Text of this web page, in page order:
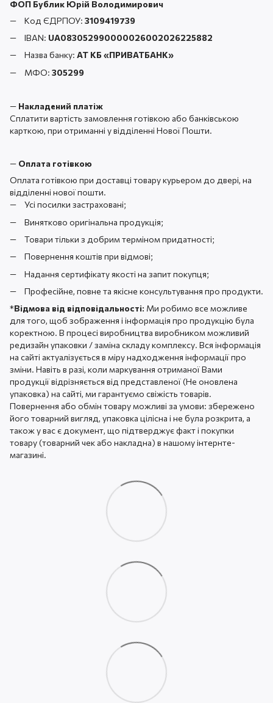
ФОП Бублик Юрій Володимирович
Код ЄДРПОУ: 3109419739
IBAN: UA083052990000026002026225882
Назва банку: АТ КБ «ПРИВАТБАНК»
МФО: 305299
— Накладений платіж
Сплатити вартість замовлення готівкою або банківською
карткою, при отриманні у відділенні Нової Пошти.
— Оплата готівкою
Оплата готівкою при доставці товару курьером до двері, на
відділенні нової пошти.
Усі посилки застраховані;
Винятково оригінальна продукція;
Товари тільки з добрим терміном придатності;
Повернення коштів при відмові;
Надання сертифікату якості на запит покупця;
Професійне, повне та якісне консультування про продукти.
*Відмова від відповідальності: Ми робимо все можливе
для того, щоб зображення і інформація про продукцію була
коректною. В процесі виробництва виробником можливий
редизайн упаковки / заміна складу комплексу. Вся інформація
на сайті актуалізується в міру надходження інформації про
зміни. Навіть в разі, коли маркування отриманої Вами
продукції відрізняється від представленої (Не оновлена ​​
упаковка) на сайті, ми гарантуємо свіжість товарів.
Повернення або обмін товару можливі за умови: збережено
його товарний вигляд, упаковка цілісна і не була розкрита, а
також у вас є документ, що підтверджує факт і покупки
товару (товарний чек або накладна) в нашому інтернте-
магазині.